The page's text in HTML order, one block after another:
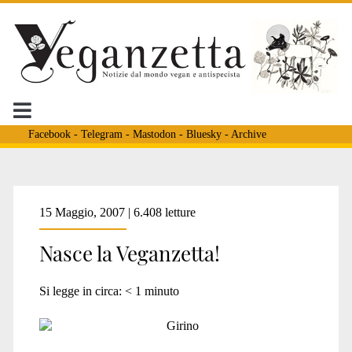
Facebook- Telegram - Mastodon - Bluesky- Archive
Tag:
<span>giornale
vegano</span>
15 Maggio, 2007 | 6.408 letture
Nasce la Veganzetta!
Si legge in circa: < 1 minuto